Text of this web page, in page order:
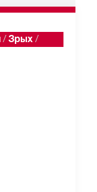
/ Зрых /